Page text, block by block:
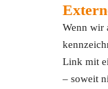
Wenn wir
Link mit
– soweit